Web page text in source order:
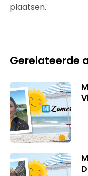
plaatsen.
Gerelateerde